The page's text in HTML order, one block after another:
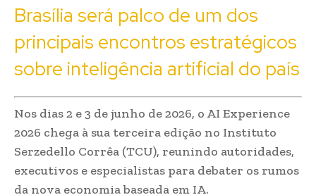
Brasília será palco de um dos
principais encontros estratégicos
sobre inteligência artificial do país
Nos dias 2 e 3 de junho de 2026, o AI Experience
2026 chega à sua terceira edição no Instituto
Serzedello Corrêa (TCU), reunindo autoridades,
executivos e especialistas para debater os rumos
da nova economia baseada em IA.